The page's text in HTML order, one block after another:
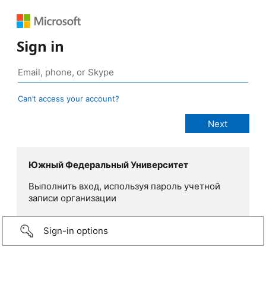
Sign in
Can’t access your account?
Южный Федеральный Университет
Выполнить вход, используя пароль учетной
записи организации
Sign-in options